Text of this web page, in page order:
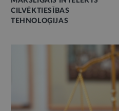
CILVĒKTIESĪBAS
TEHNOLOĢIJAS